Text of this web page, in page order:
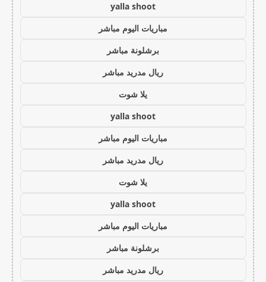
yalla shoot
مباريات اليوم مباشر
برشلونة مباشر
ريال مدريد مباشر
يلا شوت
yalla shoot
مباريات اليوم مباشر
ريال مدريد مباشر
يلا شوت
yalla shoot
مباريات اليوم مباشر
برشلونة مباشر
ريال مدريد مباشر